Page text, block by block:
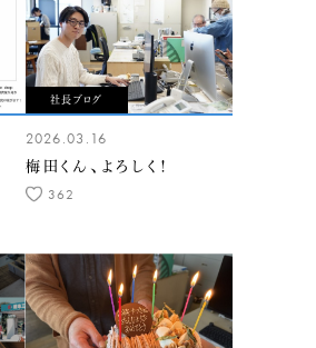
社長ブログ
2026.03.16
梅田くん、よろしく！
362